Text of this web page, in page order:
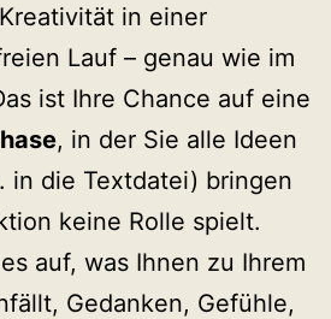
in einer
Lauf – genau wie im
ist Ihre Chance auf eine
, in der Sie alle Ideen
in die Textdatei) bringen
keine Rolle spielt.
auf, was Ihnen zu Ihrem
Gedanken, Gefühle,